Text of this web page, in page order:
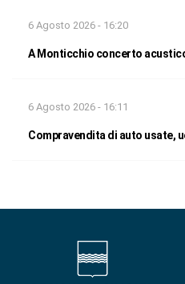
6 Agosto 2026 - 16:20
A Monticchio concerto
6 Agosto 2026 - 16:11
Compravendita di auto usate,